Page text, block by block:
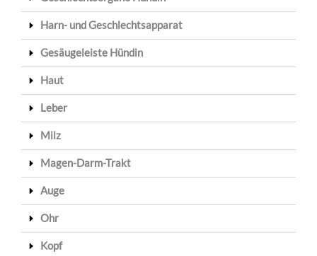
Harn- und Geschlechtsapparat
Gesäugeleiste Hündin
Haut
Leber
Milz
Magen-Darm-Trakt
Auge
Ohr
Kopf